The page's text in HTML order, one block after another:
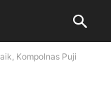
Kompolnas Puji